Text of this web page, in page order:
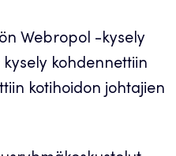
Webropol -kysely
kohdennettiin
kotihoidon johtajien